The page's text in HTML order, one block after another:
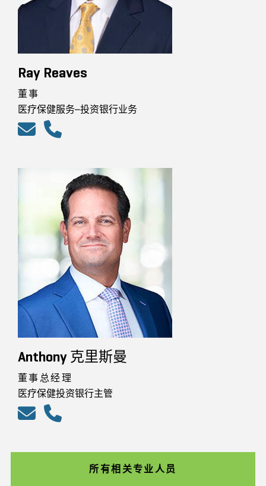
Ray Reaves
董事
医疗保健服务–投资银行业务
Anthony 克里斯曼
董事总经理
医疗保健投资银行主管
所有相关专业人员